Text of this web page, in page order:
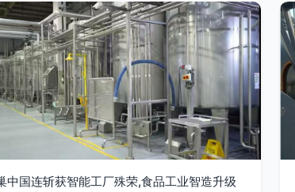
中国连斩获智能工厂殊荣,食品工业智造升级